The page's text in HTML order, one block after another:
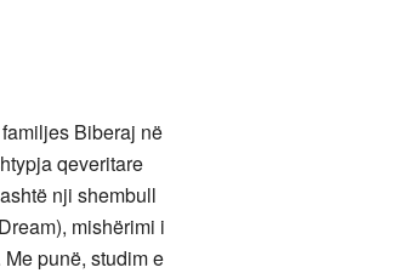
Biberaj në
qeveritare
nji shembull
mishërimi i
punë, studim e